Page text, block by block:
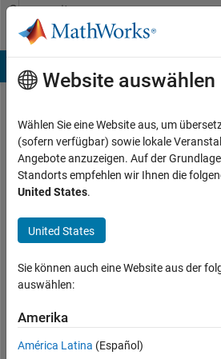
Weiter zum Inhalt
Community
Profile
Vighneshwar
Last
seen: 4
Monate
vor
|
seit
2024
Followers:
Website auswählen
Wählen Sie eine Website aus, um
(sofern verfügbar) sowie lokale
Angebote anzuzeigen. Auf der
Standorts empfehlen wir Ihnen die
United States.
United States
Sie können auch eine Website aus der
auswählen:
Amerika
América Latina (Español)